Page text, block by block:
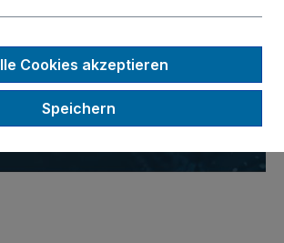
PoE
Embedded-PC mit
Skylake Core™ i7
Cookies akzeptieren
Speichern